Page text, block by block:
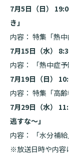
施設認定
数字で見る
臨床研究に
研究・業績
東部病院の特
一歩先の医
入院中の過
入院のお会
ご面会につ
ご来院にあた
院内のルー
医療連携セ
連携登録医
連携登録医
訪問看護指
医療関係者向け
人材開発セ
病院ボランティ
ご寄付のお願い
臨床研究センタ
クラウドファ
7月5日（日）
き」
内容： 特集「熱中
7月15日（水）
内容： 「熱中症
7月19日（日）
内容： 特集「高齢
7月29日（水）
逃すな～」
内容： 「水分補
※放送日時や内容